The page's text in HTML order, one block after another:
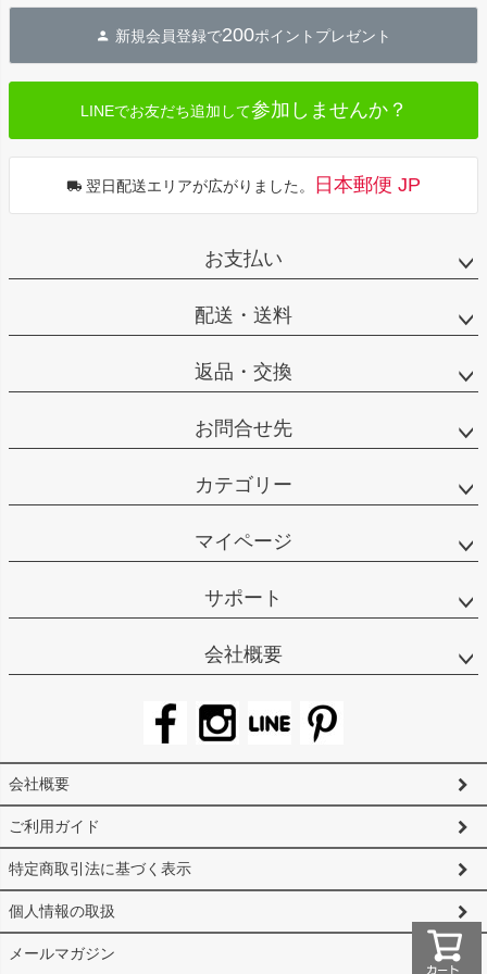
へ
新規会員登録で200ポイントプレゼント
LINEでお友だち追加して参加しませんか？
翌日配送エリアが広がりました。 日本郵便 JP
お支払い
配送・送料
返品・交換
お問合せ先
カテゴリー
マイページ
サポート
会社概要
会社概要
ご利用ガイド
特定商取引法に基づく表示
個人情報の取扱
メールマガジン